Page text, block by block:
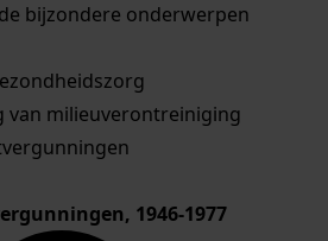
bijzondere onderwerpen
van milieuverontreiniging
1946-1977